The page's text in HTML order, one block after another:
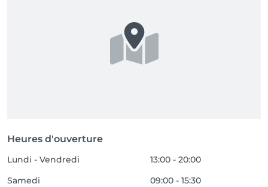
Heures d'ouverture
Lundi - Vendredi
13:00 - 20:00
Samedi
09:00 - 15:30